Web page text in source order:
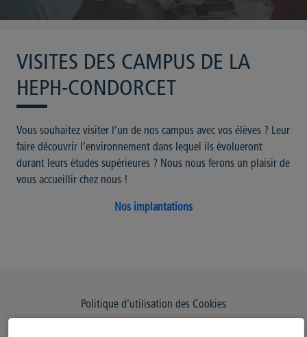
VISITES DES CAMPUS DE LA
HEPH-CONDORCET
Vous souhaitez visiter l’un de nos campus avec vos élèves ? Leur
faire découvrir l’environnement dans lequel ils évolueront
durant leurs études supérieures ? Nous nous ferons un plaisir de
vous accueillir chez nous !
Nos implantations
Politique d’utilisation des Cookies